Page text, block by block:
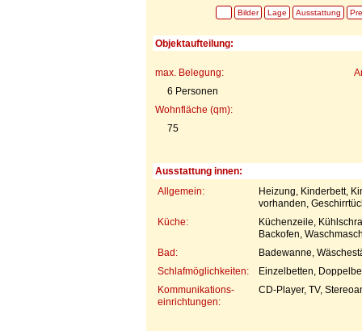
Bilder Lage Ausstattung
Objektaufteilung:
max. Belegung:
6 Personen
Wohnfläche (qm):
75
Ausstattung innen:
Allgemein:
Heizung, Kinderbett,
vorhanden,
Küche:
Küchenzeile,
Backofen,
Bad:
Badewanne,
Schlafmöglichkeiten:
Einzelbetten,
Kommunikations-
einrichtungen:
CD-Player, TV,